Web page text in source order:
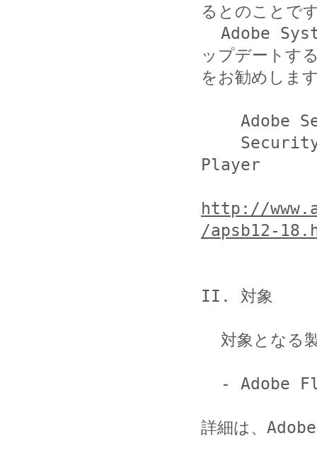
るとのことで
ップデートす
をお勧めしま
Player
http://
/apsb12-
II. 対象
詳細は、